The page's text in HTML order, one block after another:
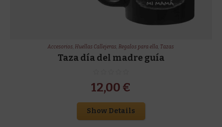
Accesorios,Huellas Callejeras,Regalos para ella, Tazas
Taza día del madre guía
12,00 €
Show Details